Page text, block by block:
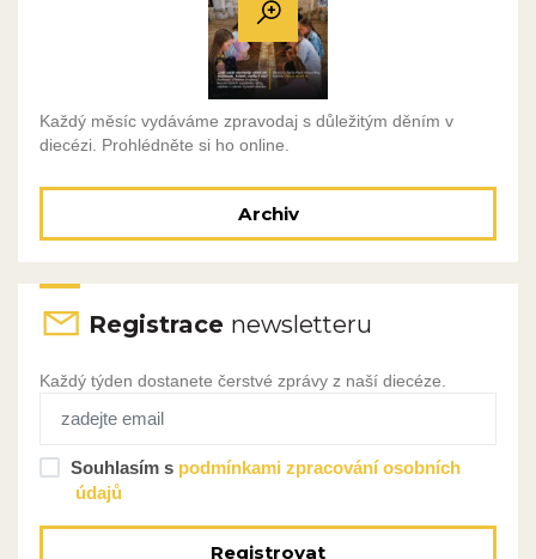
Každý měsíc vydáváme zpravodaj s důležitým děním v
diecézi. Prohlédněte si ho online.
Archiv
Registrace newsletteru
Každý týden dostanete čerstvé zprávy z naší diecéze.
Souhlasím s podmínkami zpracování osobních
údajů
Registrovat